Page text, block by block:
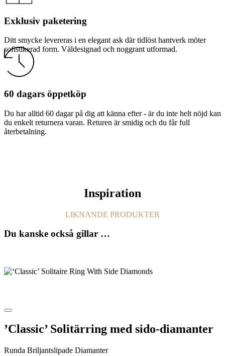
Exklusiv paketering
Ditt smycke levereras i en elegant ask där tidlöst hantverk möter
sofistikerad form. Väldesignad och noggrant utformad.
60 dagars öppetköp
Du har alltid 60 dagar på dig att känna efter - är du inte helt nöjd kan
du enkelt returnera varan. Returen är smidig och du får full
återbetalning.
Inspiration
LIKNANDE PRODUKTER
Du kanske också gillar …
’Classic’ Solitärring med sido-diamanter
Runda Briljantslipade Diamanter